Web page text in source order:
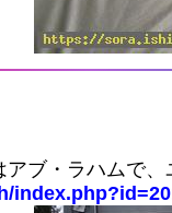
ブ・ラハムで